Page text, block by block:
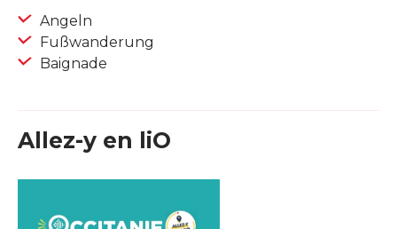
Angeln
Fußwanderung
Baignade
Allez-y en liO